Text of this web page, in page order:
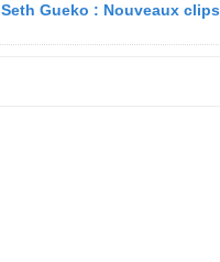
Seth Gueko : Nouveaux clips